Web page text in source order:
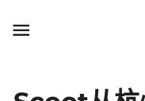
